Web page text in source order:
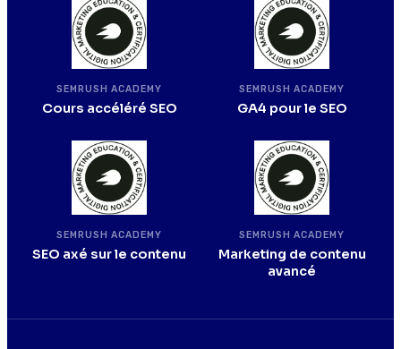
SEMRUSH ACADEMY
Cours accéléré SEO
SEMRUSH ACADEMY
GA4 pour le SEO
SEMRUSH ACADEMY
SEO axé sur le contenu
SEMRUSH ACADEMY
Marketing de contenu
avancé